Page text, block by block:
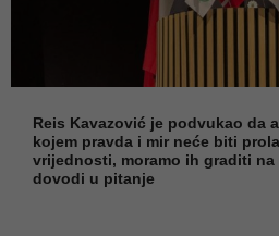
Reis Kavazović je podvukao da
kojem pravda i mir neće biti
vrijednosti, moramo ih graditi
dovodi u pitanje